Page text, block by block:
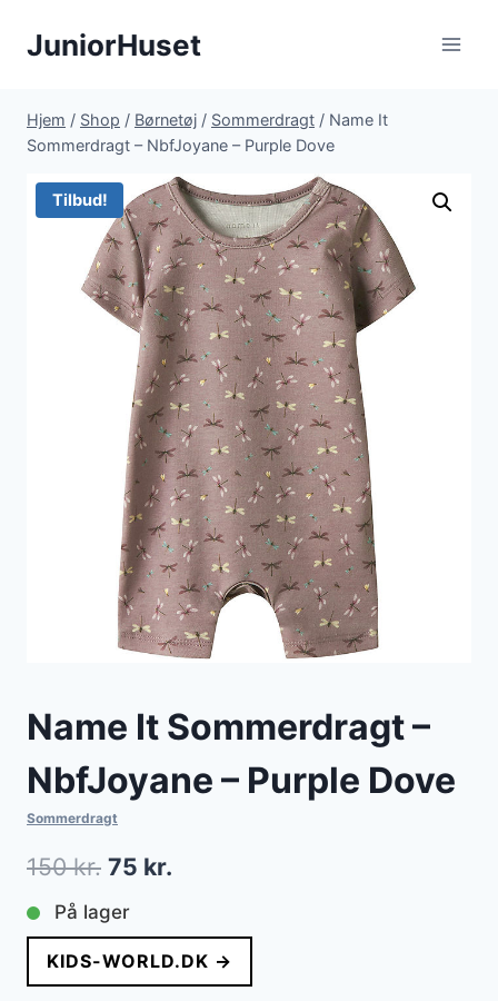
JuniorHuset
Hjem / Shop / Børnetøj / Sommerdragt / Name It
Sommerdragt – NbfJoyane – Purple Dove
Tilbud!
Name It Sommerdragt –
NbfJoyane – Purple Dove
Sommerdragt
150kr. Den
oprindelige
pris
var:
75 kr.
pris
er:
På lager
KIDS-WORLD.DK →